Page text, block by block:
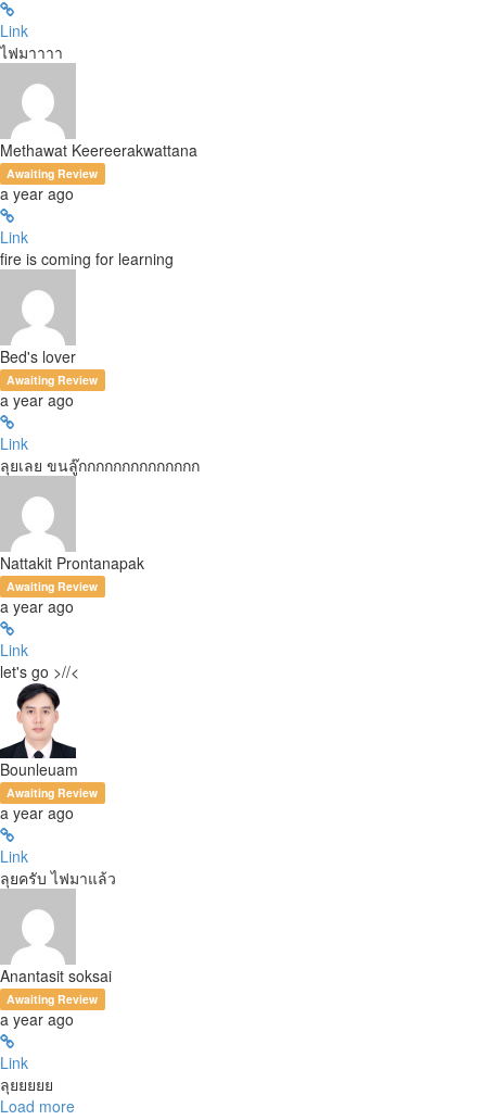
Link
ไฟมาาาา
Methawat Keereerakwattana
Awaiting Review
a year ago
Link
fire is coming for learning
Bed's lover
Awaiting Review
a year ago
Link
ลุยเลย ขนลู๊กกกกกกกกกกกกกก
Nattakit Prontanapak
Awaiting Review
a year ago
Link
let's go >//<
Bounleuam
Awaiting Review
a year ago
Link
ลุยครับ ไฟมาแล้ว
Anantasit soksai
Awaiting Review
a year ago
Link
ลุยยยยย
Load more